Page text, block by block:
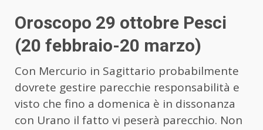
Oroscopo 29 ottobre Pesci
(20 febbraio-20 marzo)
Con Mercurio in Sagittario probabilmente
dovrete gestire parecchie responsabilità e
visto che fino a domenica è in dissonanza
con Urano il fatto vi peserà parecchio. Non